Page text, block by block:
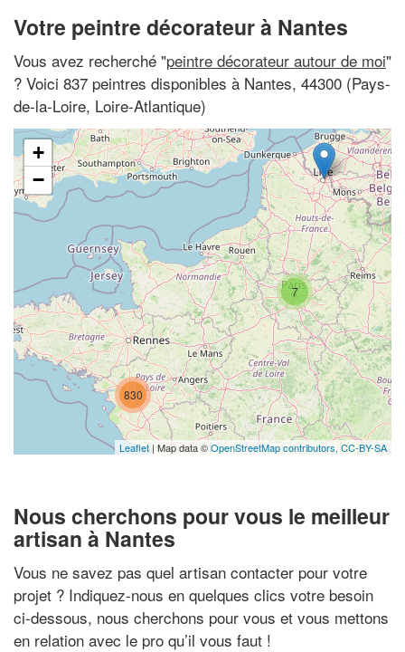
Votre peintre décorateur à Nantes
Vous avez recherché "peintre décorateur autour de moi"
? Voici 837 peintres disponibles à Nantes, 44300 (Pays-
de-la-Loire, Loire-Atlantique)
7
830
+
−
Leaflet | Map data ©OpenStreetMap contributors, CC-BY-SA
Nous cherchons pour vous le meilleur
artisan à Nantes
Vous ne savez pas quel artisan contacter pour votre
projet ? Indiquez-nous en quelques clics votre besoin
ci-dessous, nous cherchons pour vous et vous mettons
en relation avec le pro qu’il vous faut !